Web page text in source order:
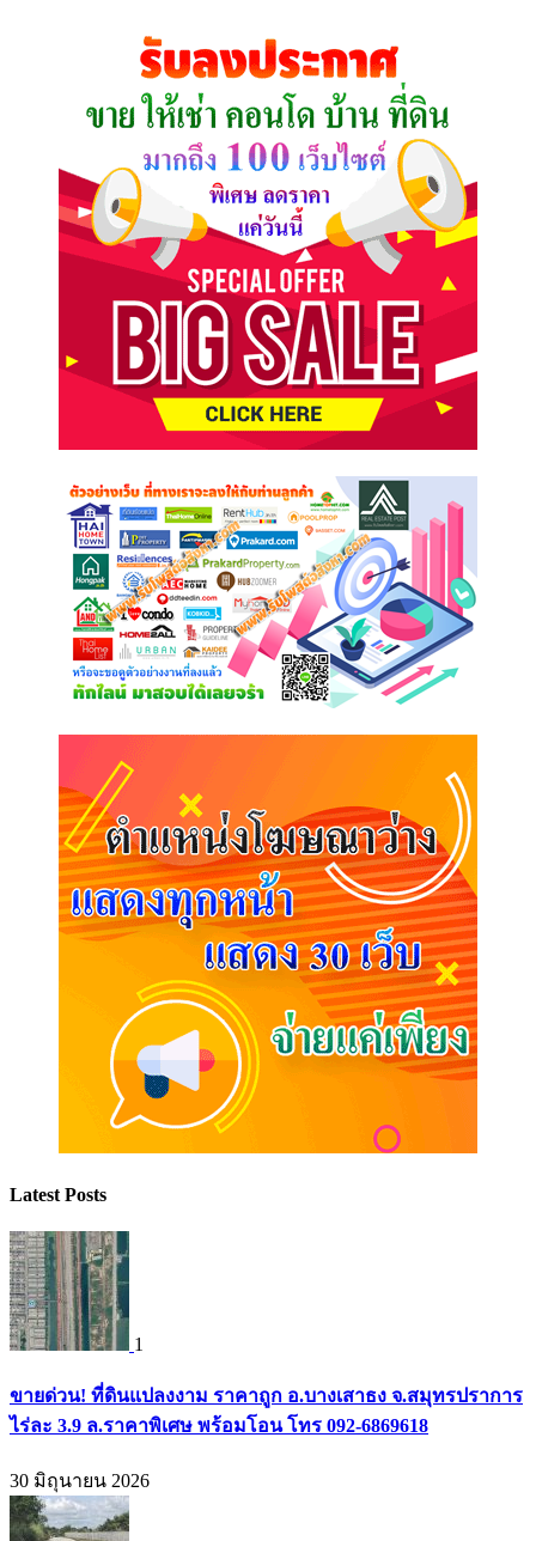
Latest Posts
1
ขายด่วน! ที่ดินแปลงงาม ราคาถูก อ.บางเสาธง จ.สมุทรปราการ
ไร่ละ 3.9 ล.ราคาพิเศษ พร้อมโอน โทร 092-6869618
30 มิถุนายน 2026